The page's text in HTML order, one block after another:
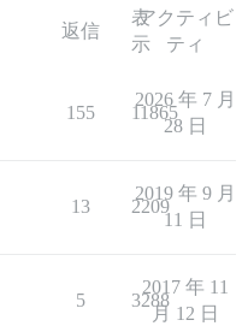
返信
表
示
アクティビ
ティ
155 11865
2026 年 7 月
28 日
13 2209
2019 年 9 月
11 日
5 3288
2017 年 11
月 12 日